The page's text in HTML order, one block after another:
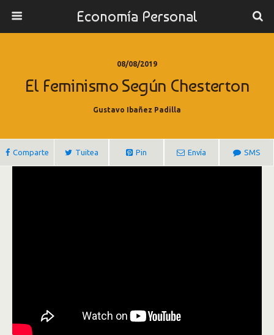
Economía Personal
08/08/2019
El Feminismo Según Chesterton
Gustavo Ibañez Padilla
Comparte Tuitea Pin Envía SMS